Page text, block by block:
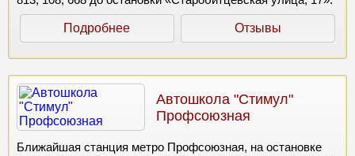
Подробнее Отзывы
Автошкола "Стимул"
Профсоюзная
Ближайшая станция метро Профсоюзная, на остановке